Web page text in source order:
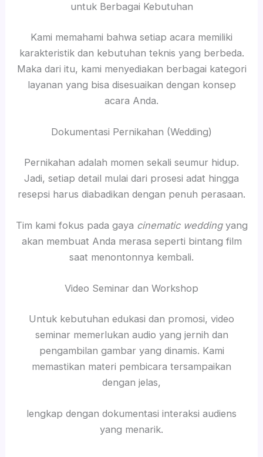
untuk Berbagai Kebutuhan
Kami memahami bahwa setiap acara memiliki
karakteristik dan kebutuhan teknis yang berbeda.
Maka dari itu, kami menyediakan berbagai kategori
layanan yang bisa disesuaikan dengan konsep
acara Anda.
Dokumentasi Pernikahan (Wedding)
Pernikahan adalah momen sekali seumur hidup.
Jadi, setiap detail mulai dari prosesi adat hingga
resepsi harus diabadikan dengan penuh perasaan.
Tim kami fokus pada gaya cinematic weddingyang
akan membuat Anda merasa seperti bintang film
saat menontonnya kembali.
Video Seminar dan Workshop
Untuk kebutuhan edukasi dan promosi, video
seminar memerlukan audio yang jernih dan
pengambilan gambar yang dinamis. Kami
memastikan materi pembicara tersampaikan
dengan jelas,
lengkap dengan dokumentasi interaksi audiens
yang menarik.